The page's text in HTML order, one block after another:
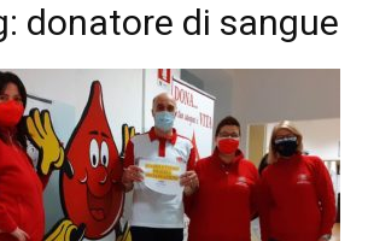
donatore di sangue